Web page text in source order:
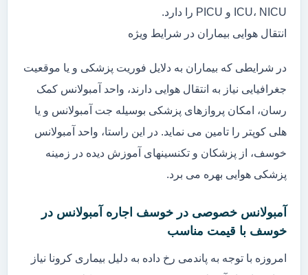
ICU، NICU و PICU را دارد.
انتقال هوایی بیماران در شرایط ویژه
در شرایطی که بیماران به دلایل فوریت پزشکی و یا موقعیت
جغرافیایی نیاز به انتقال هوایی دارند، واحد آمبولانس کمک
رسان، امکان پروازهای پزشکی بوسیله جت آمبولانس و یا
هلی کوپتر را تامین می نماید. در این راستا، واحد آمبولانس
خوسف، از پزشکان و تکنسینهای آموزش دیده در زمینه
پزشکی هوایی بهره می برد.
آمبولانس خصوصی در خوسف اجاره آمبولانس در
خوسف با قیمت مناسب
امروزه با توجه به پاندمی رخ داده به دلیل بیماری کرونا نیاز